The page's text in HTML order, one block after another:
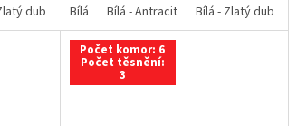
Tmavý dub Ořech Mahagon
Bílá - Mahagon Antracit Zlatý dub Tmavý dub
dub Bílá - Tmavý dub Bílá - Ořech Bílá -
Bílá Bílá - Antracit Bílá - Zlatý dub
Počet komor: 6
Počet těsnění:
3